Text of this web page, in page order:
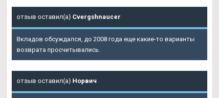
отзыв оставил(а) Cvergshnaucer
Вкладов обсуждался, до 2008 года еще какие-то варианты
возврата просчитывались.
отзыв оставил(а) Норвич